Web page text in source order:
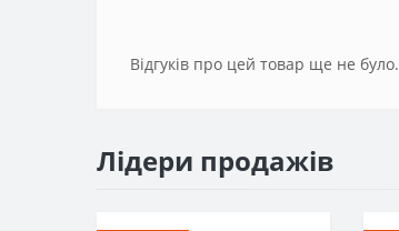
Відгуків про цей товар ще не було.
Лідери продажів